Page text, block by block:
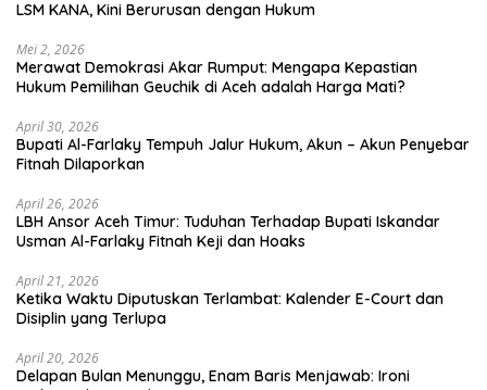
LSM KANA, Kini Berurusan dengan Hukum
Mei 2, 2026
Merawat Demokrasi Akar Rumput: Mengapa Kepastian
April 30, 2026
Bupati Al-Farlaky Tempuh Jalur Hukum, Akun – Akun Penyebar
Fitnah Dilaporkan
April 26, 2026
LBH Ansor Aceh Timur: Tuduhan Terhadap Bupati Iskandar
Usman Al-Farlaky Fitnah Keji dan Hoaks
April 21, 2026
Ketika Waktu Diputuskan Terlambat: Kalender E-Court dan
Disiplin yang Terlupa
April 20, 2026
Delapan Bulan Menunggu, Enam Baris Menjawab: Ironi